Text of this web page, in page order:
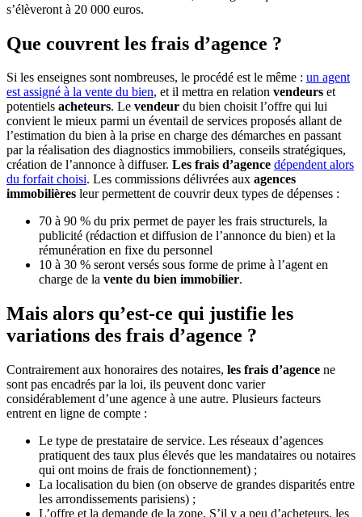
s’élèveront à 20 000 euros.
Que couvrent les frais d’agence ?
Si les enseignes sont nombreuses, le procédé est le même : un agent
est assigné à la vente du bien, et il mettra en relation vendeurs et
potentiels acheteurs. Le vendeur du bien choisit l’offre qui lui
convient le mieux parmi un éventail de services proposés allant de
l’estimation du bien à la prise en charge des démarches en passant
par la réalisation des diagnostics immobiliers, conseils stratégiques,
création de l’annonce à diffuser. Les frais d’agence dépendent alors
du forfait choisi. Les commissions délivrées aux agences
immobilières leur permettent de couvrir deux types de dépenses :
70 à 90 % du prix permet de payer les frais structurels, la
publicité (rédaction et diffusion de l’annonce du bien) et la
rémunération en fixe du personnel
10 à 30 % seront versés sous forme de prime à l’agent en
charge de la vente du bien immobilier.
Mais alors qu’est-ce qui justifie les
variations des frais d’agence ?
Contrairement aux honoraires des notaires, les frais d’agence ne
sont pas encadrés par la loi, ils peuvent donc varier
considérablement d’une agence à une autre. Plusieurs facteurs
entrent en ligne de compte :
Le type de prestataire de service. Les réseaux d’agences
pratiquent des taux plus élevés que les mandataires ou notaires
qui ont moins de frais de fonctionnement) ;
La localisation du bien (on observe de grandes disparités entre
les arrondissements parisiens) ;
L’offre et la demande de la zone. S’il y a peu d’acheteurs, les